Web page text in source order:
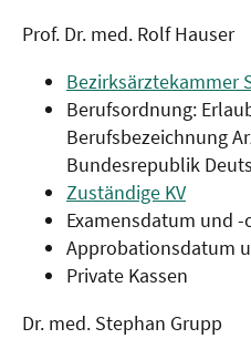
Prof. Dr. med. Rolf Hauser
Bezirksärztekammer
Berufsordnung:
Berufsbezeichnung
Bundesrepublik
Zuständige KV
Examensdatum und -
Approbationsdatum
Private Kassen
Dr. med. Stephan Grupp